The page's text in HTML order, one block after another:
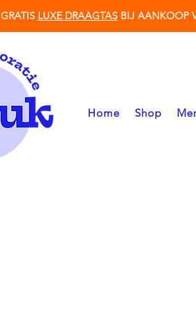
GRATIS LUXE DRAAGTASBIJ AANKOOP
Home Shop